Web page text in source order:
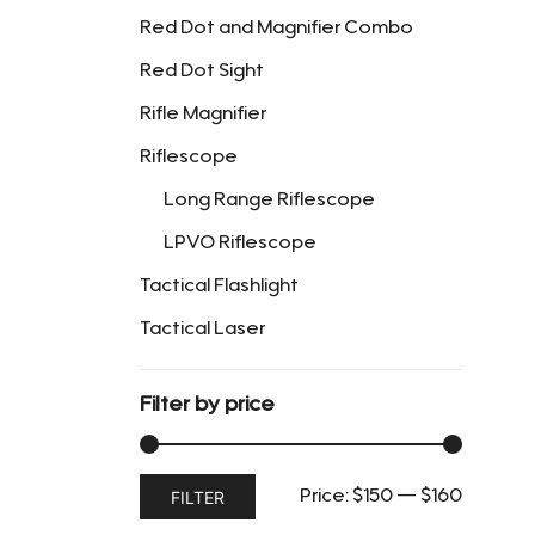
Red Dot and Magnifier Combo
Red Dot Sight
Rifle Magnifier
Riflescope
Long Range Riflescope
LPVO Riflescope
Tactical Flashlight
Tactical Laser
Filter by price
MaxFILTER Price: $150 — $160